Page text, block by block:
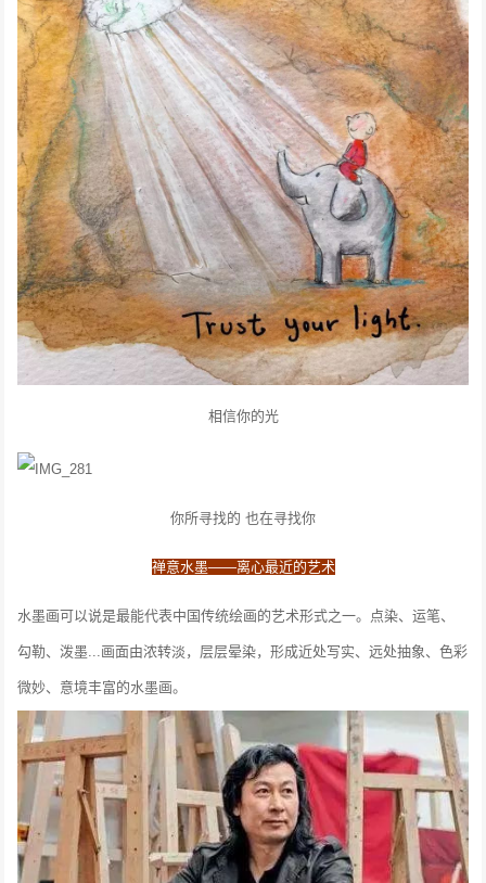
相信你的光
你所寻找的 也在寻找你
禅意水墨——离心最近的艺术
水墨画可以说是最能代表中国传统绘画的艺术形式之一。点染、运笔、
勾勒、泼墨...画面由浓转淡，层层晕染，形成近处写实、远处抽象、色彩
微妙、意境丰富的水墨画。